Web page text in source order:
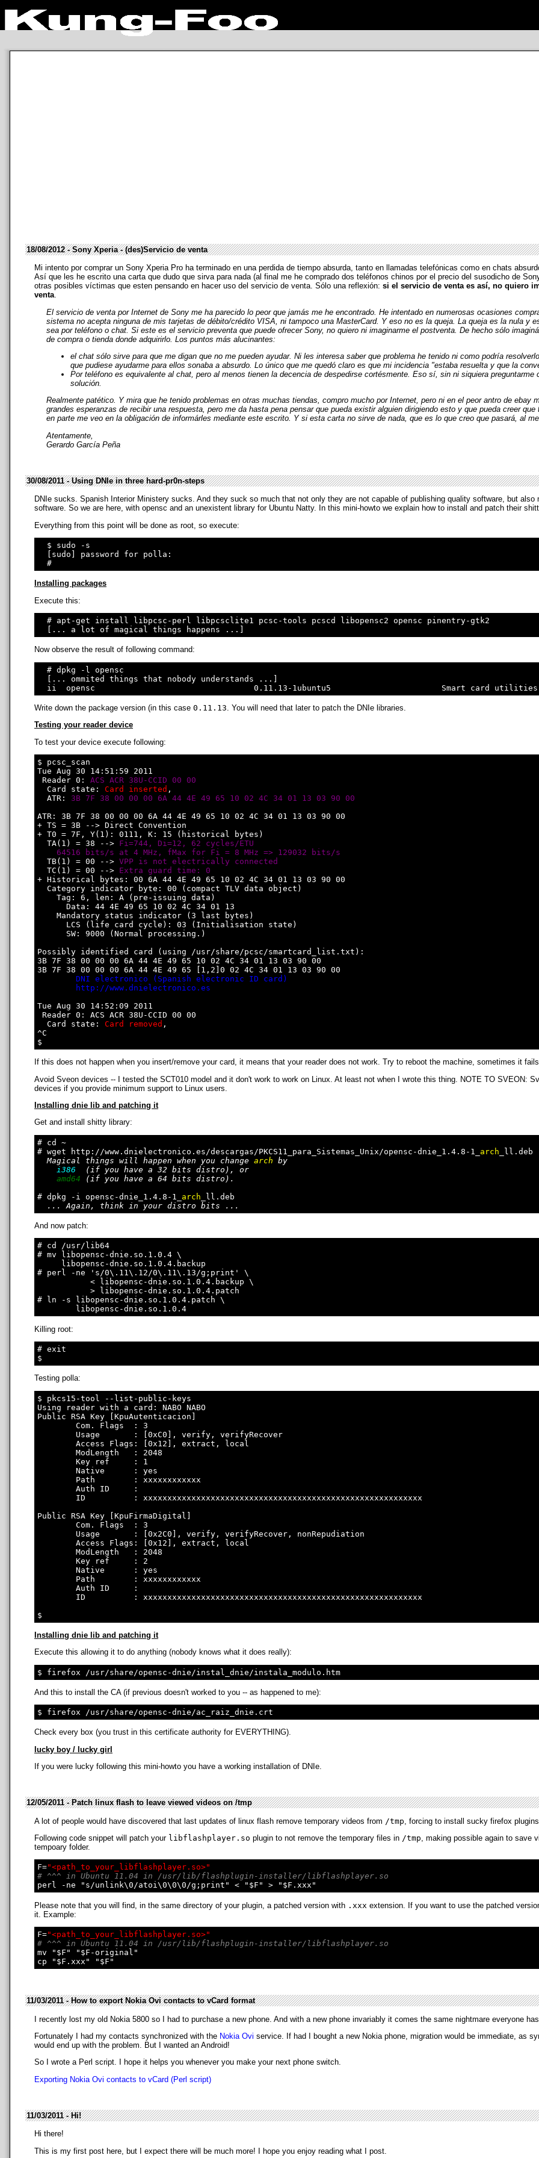
18/08/2012 - Sony Xperia - (des)Servicio de venta
Mi intento por comprar un Sony Xperia Pro ha terminado en una perdida de tiempo absurda, tanto en llamadas telefónicas como en chats
Así que les he escrito una carta que dudo que sirva para nada (al final me he comprado dos teléfonos chinos por el precio del susodicho de
otras posibles víctimas que esten pensando en hacer uso del servicio de venta. Sólo una reflexión: si el servicio de venta es así, no quiero
venta.
El servicio de venta por Internet de Sony me ha parecido lo peor que jamás me he encontrado. He intentado en numerosas ocasiones
sistema no acepta ninguna de mis tarjetas de débito/crédito VISA, ni tampoco una MasterCard. Y eso no es la queja. La queja es la nula y
sea por teléfono o chat. Si este es el servicio preventa que puede ofrecer Sony, no quiero ni imaginarme el postventa. De hecho sólo
de compra o tienda donde adquirirlo. Los puntos más alucinantes:
el chat sólo sirve para que me digan que no me pueden ayudar. Ni les interesa saber que problema he tenido ni como podría
que pudiese ayudarme para ellos sonaba a absurdo. Lo único que me quedó claro es que mi incidencia "estaba resuelta y que la
Por teléfono es equivalente al chat, pero al menos tienen la decencia de despedirse cortésmente. Eso sí, sin ni siquiera preguntarme
solución.
Realmente patético. Y mira que he tenido problemas en otras muchas tiendas, compro mucho por Internet, pero ni en el peor antro de ebay
grandes esperanzas de recibir una respuesta, pero me da hasta pena pensar que pueda existir alguien dirigiendo esto y que pueda creer
en parte me veo en la obligación de informárles mediante este escrito. Y si esta carta no sirve de nada, que es lo que creo que pasará, al
Atentamente,
Gerardo García Peña
30/08/2011 - Using DNIe in three hard-pr0n-steps
DNIe sucks. Spanish Interior Ministery sucks. And they suck so much that not only they are not capable of publishing quality software, but
software. So we are here, with opensc and an unexistent library for Ubuntu Natty. In this mini-howto we explain how to install and patch their
Everything from this point will be done as root, so execute:
  $ sudo -s
  [sudo] password for polla:
Installing packages
Execute this:
  # apt-get install libpcsc-perl libpcsclite1 pcsc-tools pcscd libopensc2 opensc pinentry-gtk2
Now observe the result of following command:
  # dpkg -l opensc
  [... ommited things that nobody understands ...]
Write down the package version (in this case 0.11.13 . You will need that later to patch the DNIe libraries.
Testing your reader device
To test your device execute following:
$ pcsc_scan
Tue Aug 30 14:51:59 2011
Reader 0: ACS ACR 38U-CCID 00 00
  Card state:
Card inserted ,
  ATR:
3B 7F 38 00 00 00 6A 44 4E 49 65 10 02 4C 34 01 13 03 90 00
ATR: 3B 7F 38 00 00 00 6A 44 4E 49 65 10 02 4C 34 01 13 03 90 00
+ TS = 3B --> Direct Convention
+ T0 = 7F, Y(1): 0111, K: 15 (historical bytes)
  TA(1) = 38 -->
Fi=744, Di=12, 62 cycles/ETU
    64516 bits/s at 4 MHz, fMax for Fi = 8 MHz => 129032 bits/s
  TB(1) = 00 -->
VPP is not electrically connected
  TC(1) = 00 -->
Extra guard time: 0
+ Historical bytes: 00 6A 44 4E 49 65 10 02 4C 34 01 13 03 90 00
  Category indicator byte: 00 (compact TLV data object)
    Tag: 6, len: A (pre-issuing data)
      Data: 44 4E 49 65 10 02 4C 34 01 13
    Mandatory status indicator (3 last bytes)
      LCS (life card cycle): 03 (Initialisation state)
      SW: 9000 (Normal processing.)
Possibly identified card (using /usr/share/pcsc/smartcard_list.txt):
3B 7F 38 00 00 00 6A 44 4E 49 65 10 02 4C 34 01 13 03 90 00
3B 7F 38 00 00 00 6A 44 4E 49 65 [1,2]0 02 4C 34 01 13 03 90 00
DNI electronico (Spanish electronic ID card)
http://www.dnielectronico.es
Tue Aug 30 14:52:09 2011
Reader 0: ACS ACR 38U-CCID 00 00
  Card state:
Card removed ,
^C
If this does not happen when you insert/remove your card, it means that your reader does not work. Try to reboot the machine, sometimes it
Avoid Sveon devices -- I tested the SCT010 model and it don't work to work on Linux. At least not when I wrote this thing. NOTE TO SVEON:
devices if you provide minimum support to Linux users.
Installing dnie lib and patching it
Get and install shitty library:
# cd ~
# wget http://www.dnielectronico.es/descargas/PKCS11_para_Sistemas_Unix/opensc-dnie_1.4.8-1_ arch _ll.deb
Magical things will happen when you change arch by
i386
  (if you have a 32 bits distro), or
amd64 (if you have a 64 bits distro).
# dpkg -i opensc-dnie_1.4.8-1_ arch _ll.deb
... Again, think in your distro bits ...
And now patch:
# cd /usr/lib64
# mv libopensc-dnie.so.1.0.4 \
     libopensc-dnie.so.1.0.4.backup
# perl -ne 's/0\.11\.12/0\.11\.13/g;print' \
           < libopensc-dnie.so.1.0.4.backup \
           > libopensc-dnie.so.1.0.4.patch
# ln -s libopensc-dnie.so.1.0.4.patch \
Killing root:
# exit
Testing polla:
$ pkcs15-tool --list-public-keys
Using reader with a card: NABO NABO
Public RSA Key [KpuAutenticacion]
        Com. Flags  : 3
        Usage       : [0xC0], verify, verifyRecover
        Access Flags: [0x12], extract, local
        ModLength   : 2048
        Key ref     : 1
        Native      : yes
        Path        : xxxxxxxxxxxx
        Auth ID     :
        ID          : xxxxxxxxxxxxxxxxxxxxxxxxxxxxxxxxxxxxxxxxxxxxxxxxxxxxxxxxxx
Public RSA Key [KpuFirmaDigital]
        Com. Flags  : 3
        Usage       : [0x2C0], verify, verifyRecover, nonRepudiation
        Access Flags: [0x12], extract, local
        ModLength   : 2048
        Key ref     : 2
        Native      : yes
        Path        : xxxxxxxxxxxx
        Auth ID     :
        ID          : xxxxxxxxxxxxxxxxxxxxxxxxxxxxxxxxxxxxxxxxxxxxxxxxxxxxxxxxxx
Installing dnie lib and patching it
Execute this allowing it to do anything (nobody knows what it does really):
And this to install the CA (if previous doesn't worked to you -- as happened to me):
Check every box (you trust in this certificate authority for EVERYTHING).
lucky boy / lucky girl
If you were lucky following this mini-howto you have a working installation of DNIe.
12/05/2011 - Patch linux flash to leave viewed videos on /tmp
A lot of people would have discovered that last updates of linux flash remove temporary videos from /tmp , forcing to install sucky firefox
Following code snippet will patch your libflashplayer.so plugin to not remove the temporary files in /tmp, making possible again to save
tempoary folder.
F="<path_to_your_libflashplayer.so>"
# ^^^ in Ubuntu 11.04 in /usr/lib/flashplugin-installer/libflashplayer.so
Please note that you will find, in the same directory of your plugin, a patched version with .xxx extension. If you want to use the patched
it. Example:
F="<path_to_your_libflashplayer.so>"
# ^^^ in Ubuntu 11.04 in /usr/lib/flashplugin-installer/libflashplayer.so
mv "$F" "$F-original"
11/03/2011 - How to export Nokia Ovi contacts to vCard format
I recently lost my old Nokia 5800 so I had to purchase a new phone. And with a new phone invariably it comes the same nightmare everyone
Fortunately I had my contacts synchronized with the Nokia Ovi service. If had I bought a new Nokia phone, migration would be immediate, as
would end up with the problem. But I wanted an Android!
So I wrote a Perl script. I hope it helps you whenever you make your next phone switch.
Exporting Nokia Ovi contacts to vCard (Perl script)
11/03/2011 - Hi!
Hi there!
This is my first post here, but I expect there will be much more! I hope you enjoy reading what I post.